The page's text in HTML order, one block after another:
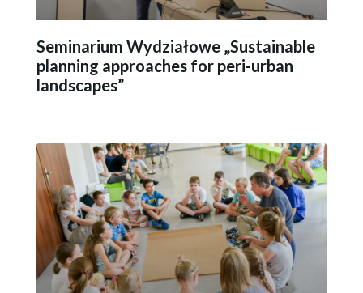
Seminarium Wydziałowe „Su­sta­ina­ble
plan­ning ap­pro­aches for peri-urban
land­sca­pes”